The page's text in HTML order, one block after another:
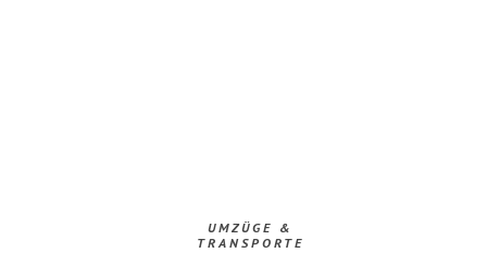
UMZÜGE &
TRANSPORTE